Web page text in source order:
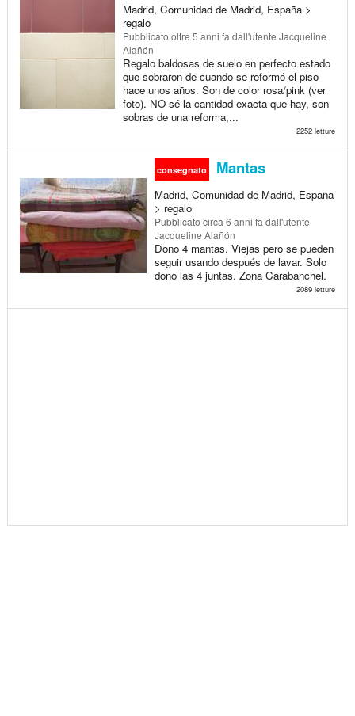
Madrid, Comunidad de Madrid, España >
regalo
Pubblicato oltre 5 anni fa dall'utente Jacqueline
Alañón
Regalo baldosas de suelo en perfecto estado
que sobraron de cuando se reformó el piso
hace unos años. Son de color rosa/pink (ver
foto). NO sé la cantidad exacta que hay, son
sobras de una reforma,...
2252 letture
consegnato Mantas
Madrid, Comunidad de Madrid, España
> regalo
Pubblicato circa 6 anni fa dall'utente
Jacqueline Alañón
Dono 4 mantas. Viejas pero se pueden
seguir usando después de lavar. Solo
dono las 4 juntas. Zona Carabanchel.
2089 letture